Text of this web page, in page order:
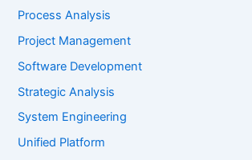
Process Analysis
Project Management
Software Development
Strategic Analysis
System Engineering
Unified Platform